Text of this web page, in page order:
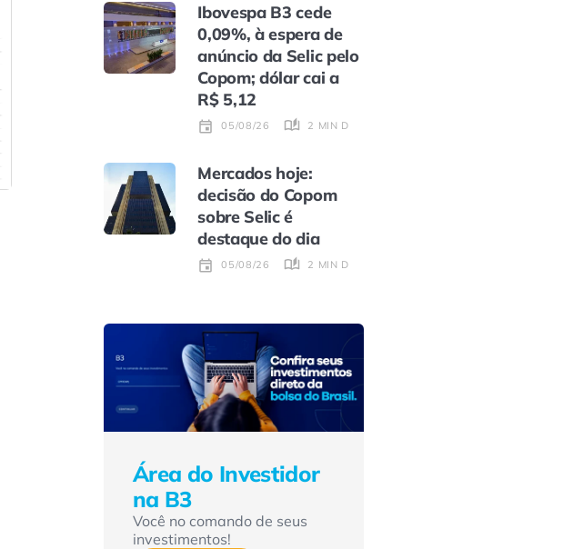
Ibovespa B3 cede
0,09%, à espera de
anúncio da Selic pelo
Copom; dólar cai a
R$ 5,12
05/08/26 2 MIN DE LEITURA
Mercados hoje:
decisão do Copom
sobre Selic é
destaque do dia
05/08/26 2 MIN DE LEITURA
Área do Investidor
na B3
Você no comando de seus
investimentos!